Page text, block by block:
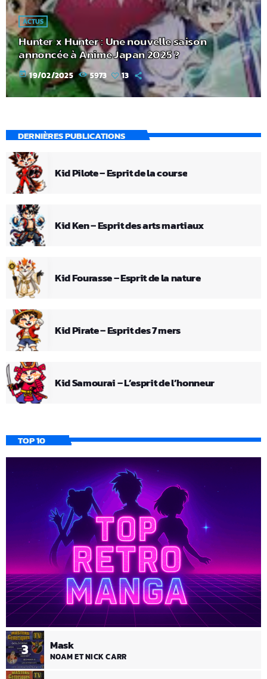
ACTUS
Hunter x Hunter : Une nouvelle saison
annoncée à Anime Japan 2025 ?
today 19/02/2025 5973 13
DERNIÈRES PUBLICATIONS
Kid Pilote – Esprit de la course
Kid Ken – Esprit des arts martiaux
Kid Fourasse – Esprit de la nature
Kid Pirate – Esprit des 7 mers
Kid Samourai – L’esprit de l’honneur
TOP 10
3 Mask
NOAM ET NICK CARR